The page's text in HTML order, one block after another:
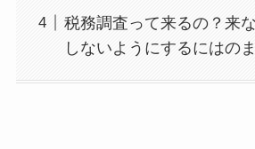
税務調査って来るの？来
しないようにするにはの